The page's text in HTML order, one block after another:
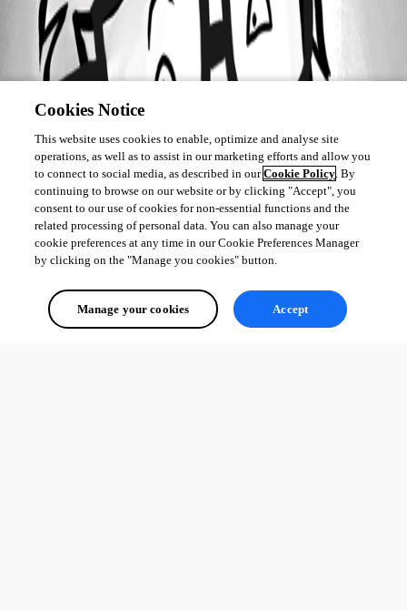
Cookies Notice
This website uses cookies to enable, optimize and analyse site
operations, as well as to assist in our marketing efforts and allow you
to connect to social media, as described in ourCookie Policy. By
continuing to browse on our website or by clicking "Accept", you
consent to our use of cookies for non-essential functions and the
related processing of personal data. You can also manage your
cookie preferences at any time in our Cookie Preferences Manager
by clicking on the "Manage you cookies" button.
Manage your cookies Accept